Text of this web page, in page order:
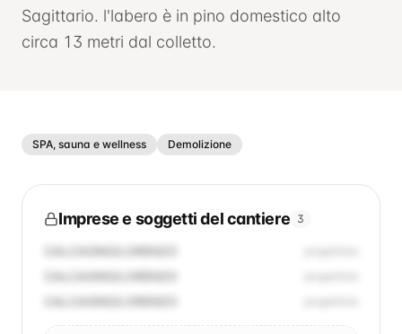
Sagittario. l'labero è in pino domestico alto
circa 13 metri dal colletto.
SPA, sauna e wellness Demolizione
Imprese e soggetti del cantiere 3
CALCAGNO/LORENZO
CALCAGNO/LORENZO
CALCAGNO/LORENZO